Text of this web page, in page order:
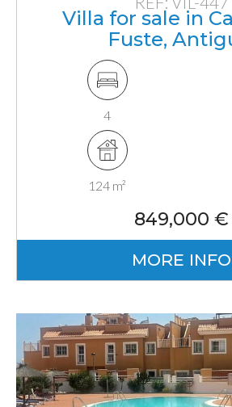
Villa for sale in
Fuste,
Fuerteventura,
4
124 m²
849,000 €
MORE INFO